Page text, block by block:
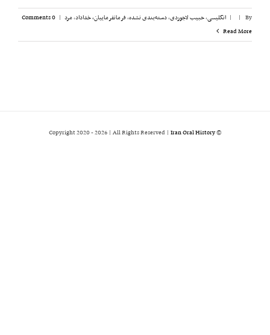
By
|
| انگلیسی,حبیب لاجوردی,دسته‌بندی نشده,فرمانفرماییان، خداداد,مرد |
0 Comments
Read More
© Copyright 2020 -
2026 | All Rights Reserved | Iran Oral History